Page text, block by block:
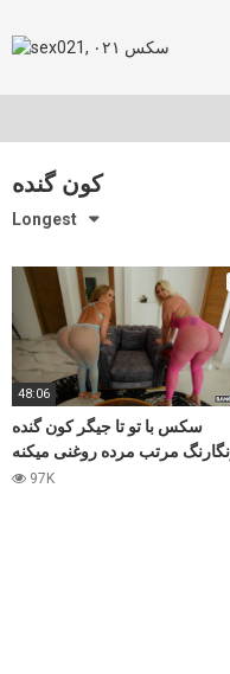
to
کون گنده
Longest
48:06
سکس با تو تا جیگر کون گنده
مرتب مرده روغنی میکنه
کونو بعد جفتشون و میگاد
97K